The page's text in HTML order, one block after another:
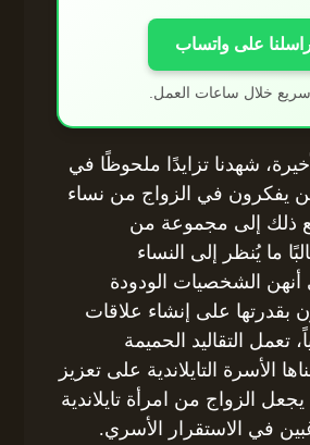
على واتساب
سريع خلال ساعات العمل.
شهدنا تزايدًا ملحوظًا في
يفكرون في الزواج من نساء
ذلك إلى مجموعة من
ما يُنظر إلى النساء
أنهن الشخصيات الودودة
بقدرتها على إنشاء علاقات
تعمل التقاليد الحميمة
الأسرة التايلاندية على تعزيز
يجعل الزواج من امرأة تايلاندية
في الاستقرار الأسري.